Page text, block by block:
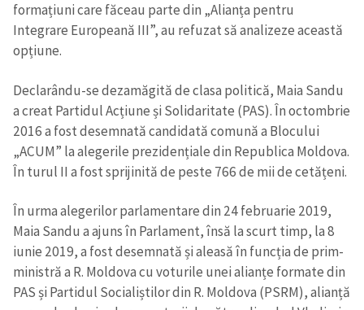
formațiuni care făceau parte din „Alianța pentru
Integrare Europeană III”, au refuzat să analizeze această
opțiune.
Declarându-se dezamăgită de clasa politică, Maia Sandu
a creat Partidul Acțiune și Solidaritate (PAS). În octombrie
2016 a fost desemnată candidată comună a Blocului
„ACUM” la alegerile prezidențiale din Republica Moldova.
În turul II a fost sprijinită de peste 766 de mii de cetățeni.
În urma alegerilor parlamentare din 24 februarie 2019,
Maia Sandu a ajuns în Parlament, însă la scurt timp, la 8
iunie 2019, a fost desemnată și aleasă în funcția de prim-
ministră a R. Moldova cu voturile unei alianțe formate din
PAS și Partidul Socialiștilor din R. Moldova (PSRM), alianță